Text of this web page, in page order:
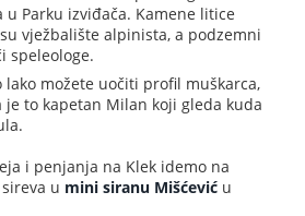
Parku izviđača. Kamene litice
vježbalište alpinista, a podzemni
speleologe.
možete uočiti profil muškarca,
je to kapetan Milan koji gleda kuda
i penjanja na Klek idemo na
u mini siranu Mišćević u